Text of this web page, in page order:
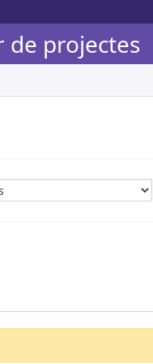
de projectes